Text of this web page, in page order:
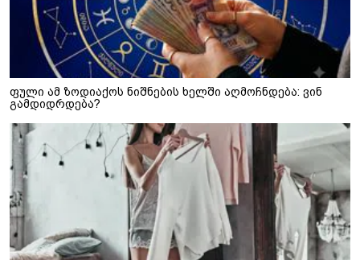
ფული ამ ზოდიაქოს ნიშნების ხელში აღმოჩნდება: ვინ
გამდიდრდება?